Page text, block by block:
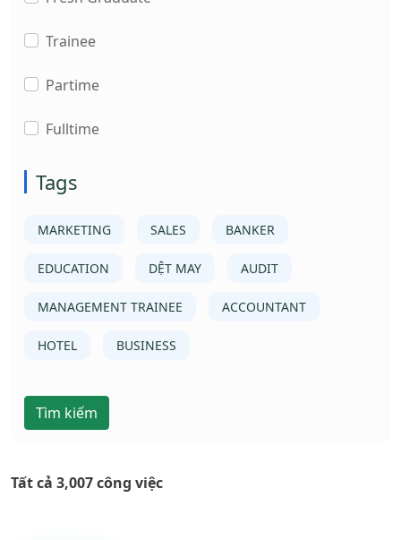
Trainee
Partime
Fulltime
Tags
MARKETING SALES BANKER
EDUCATION DỆT MAY AUDIT
MANAGEMENT TRAINEE ACCOUNTANT
HOTEL BUSINESS
Tìm kiếm
Tất cả 3,007 công việc